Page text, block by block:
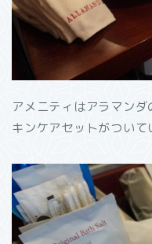
アメニティはアラマン
キンケアセットがついて